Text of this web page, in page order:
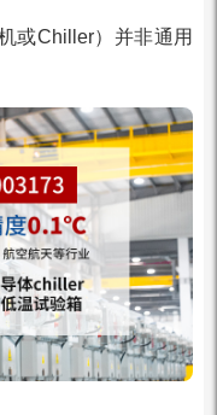
或Chiller）并非通用